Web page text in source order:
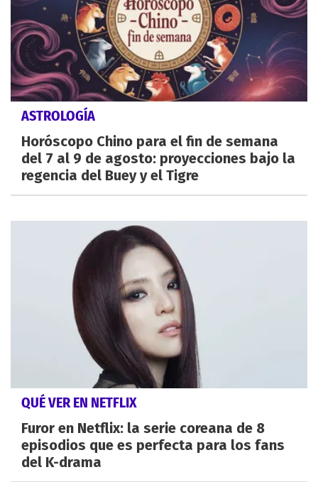
ASTROLOGÍA
Horóscopo Chino para el fin de semana
del 7 al 9 de agosto: proyecciones bajo la
regencia del Buey y el Tigre
QUÉ VER EN NETFLIX
Furor en Netflix: la serie coreana de 8
episodios que es perfecta para los fans
del K-drama